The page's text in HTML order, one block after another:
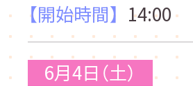
【開始時間】 14:00
6月4日（土）